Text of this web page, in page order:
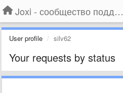
Joxi - сообщество поддержки
User profile silv62
Your requests by status